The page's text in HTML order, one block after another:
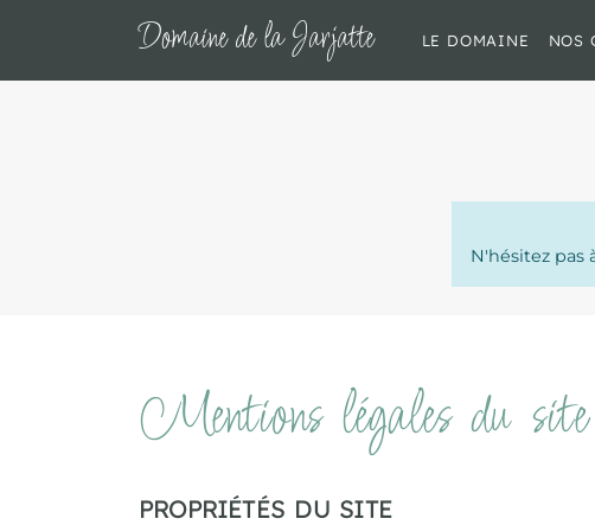
Domaine de la Jarjatte LE DOMAINE NOS
N'hésitez pas
Mentions légales du
PROPRIÉTÉS DU SITE